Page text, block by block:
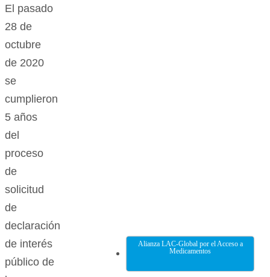
El pasado
28 de
octubre
de 2020
se
cumplieron
5 años
del
proceso
de
solicitud
de
declaración
de interés
público de
Alianza LAC-Global por el Acceso a
Medicamentos